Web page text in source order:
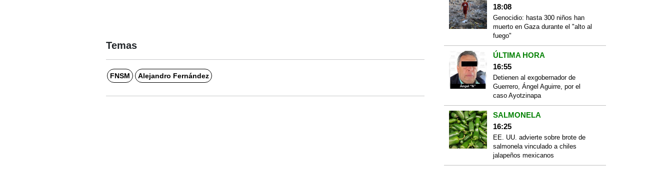
Temas
FNSM Alejandro Fernández
18:08
Genocidio: hasta 300 niños han
muerto en Gaza durante el "alto al
fuego"
ÚLTIMA HORA
16:55
Detienen al exgobernador de
Guerrero, Ángel Aguirre, por el
caso Ayotzinapa
SALMONELA
16:25
EE. UU. advierte sobre brote de
salmonela vinculado a chiles
jalapeños mexicanos